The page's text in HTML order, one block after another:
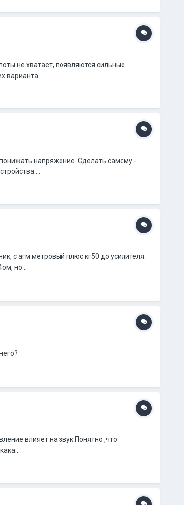
не хватает, появляются сильные
варианта...
напряжение. Сделать самому -
с агм метровый плюс кг50 до усилителя.
но...
влияет на звук.Понятно ,что